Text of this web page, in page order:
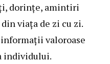
dorințe, amintiri
viața de zi cu zi.
valoroase
individului.